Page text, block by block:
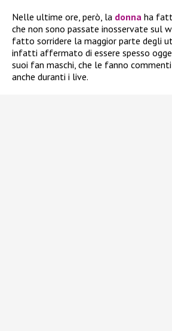
Nelle ultime ore, però, la donna ha
che non sono passate inosservate sul
fatto sorridere la maggior parte degli
infatti affermato di essere spesso
suoi fan maschi, che le fanno
anche duranti i live.